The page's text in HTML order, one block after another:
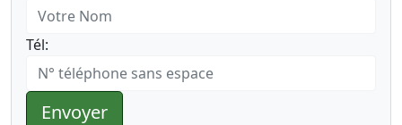
Tél:
Envoyer